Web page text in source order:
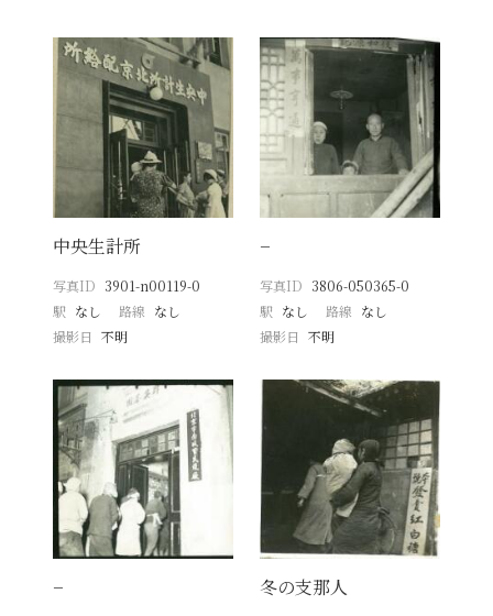
中央生計所
写真ID 3901-n00119-0
駅 なし 路線 なし
撮影日
不明
−
写真ID 3806-050365-0
駅 なし 路線 なし
撮影日 不明
− 冬の支那人